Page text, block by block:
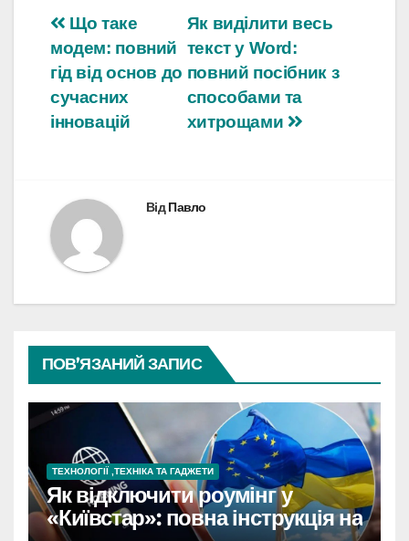
Навігація
записів
Як виділити весь
текст у Word:
повний посібник з
способами та
хитрощами
Що таке
модем: повний
гід від основ до
сучасних
інновацій
ВідПавло
ПОВ’ЯЗАНИЙ ЗАПИС
ТЕХНОЛОГІЇ ,ТЕХНІКА ТА ГАДЖЕТИ
Як відключити роумінг у
«Київстар»: повна інструкція на